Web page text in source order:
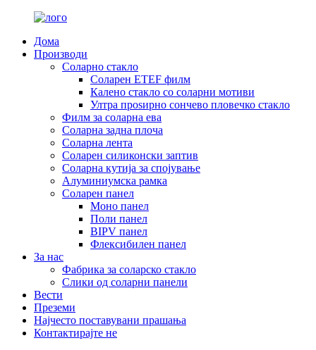
Дома
Производи
Соларно стакло
Соларен ETEF филм
Калено стакло со соларни мотиви
Ултра проѕирно сончево пловечко стакло
Филм за соларна ева
Соларна задна плоча
Соларна лента
Соларен силиконски заптив
Соларна кутија за спојување
Алуминиумска рамка
Соларен панел
Моно панел
Поли панел
BIPV панел
Флексибилен панел
За нас
Фабрика за соларско стакло
Слики од соларни панели
Вести
Преземи
Најчесто поставувани прашања
Контактирајте не